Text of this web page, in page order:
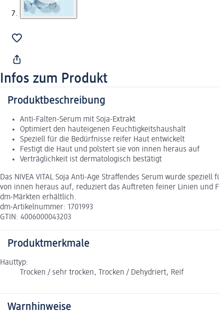
Infos zum Produkt
Produktbeschreibung
Anti-Falten-Serum mit Soja-Extrakt
Optimiert den hauteigenen Feuchtigkeitshaushalt
Speziell für die Bedürfnisse reifer Haut entwickelt
Festigt die Haut und polstert sie von innen heraus auf
Verträglichkeit ist dermatologisch bestätigt
Das NIVEA VITAL Soja Anti-Age Straffendes Serum wurde
von innen heraus auf, reduziert das Auftreten feiner Linien und
dm-Märkten erhältlich.
dm-Artikelnummer: 1701993
GTIN: 4006000043203
Produktmerkmale
Hauttyp:
Trocken / sehr trocken, Trocken / Dehydriert, Reif
Warnhinweise